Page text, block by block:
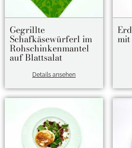
Gegrillte
Schafkäsewürferl im
Rohschinkenmantel
auf Blattsalat
Details ansehen
mit